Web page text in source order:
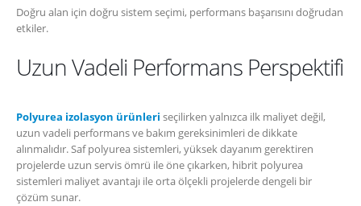
Doğru alan için doğru sistem seçimi, performans başarısını doğrudan
etkiler.
Uzun Vadeli Performans Perspektifi
Polyurea izolasyon ürünleri seçilirken yalnızca ilk maliyet değil,
uzun vadeli performans ve bakım gereksinimleri de dikkate
alınmalıdır. Saf polyurea sistemleri, yüksek dayanım gerektiren
projelerde uzun servis ömrü ile öne çıkarken, hibrit polyurea
sistemleri maliyet avantajı ile orta ölçekli projelerde dengeli bir
çözüm sunar.